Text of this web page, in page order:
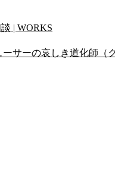
| WORKS
サーの哀しき道化師（